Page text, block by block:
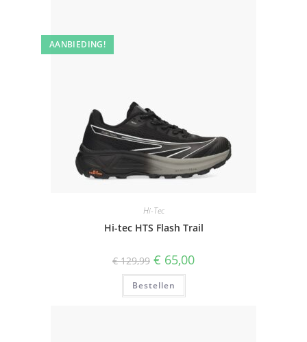
AANBIEDING!
Hi-Tec
Hi-tec HTS Flash Trail
€129,99 Oorspronkelijke
prijs
was:
€ 129,99.
€ 65,00Huidige
Bestellen